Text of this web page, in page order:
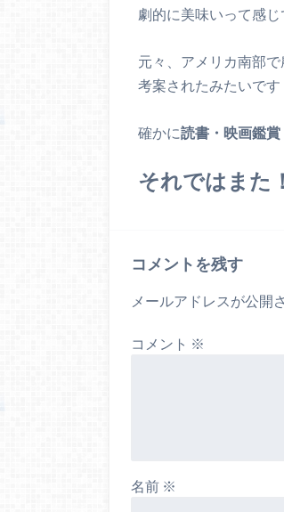
劇的に美味いって感じ
元々、アメリカ南部で
考案されたみたいです
確かに読書・映画鑑賞
それではまた
コメントを残す
メールアドレスが公開
コメント ※
名前 ※